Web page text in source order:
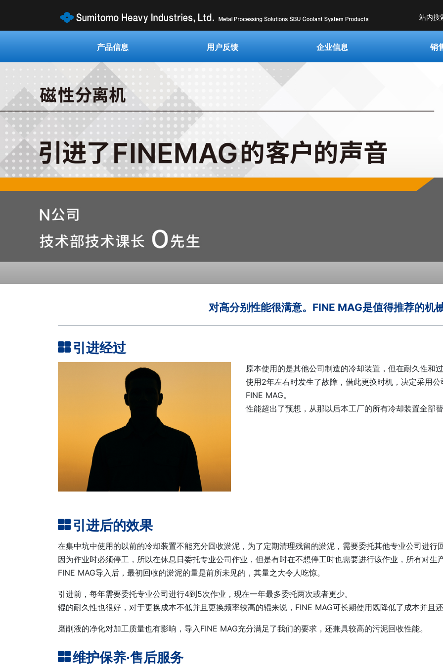
站内搜
产品信息 用户反馈 企业信息 销
对高分别性能很满意。FINE MAG是值得推荐的机
引进经过
原本使用的是其他公司制造的冷却装置，但在耐久性和
使用2年左右时发生了故障，借此更换时机，决定采用
FINE MAG。
性能超出了预想，从那以后本工厂的所有冷却装置全部
引进后的效果
在集中坑中使用的以前的冷却装置不能充分回收淤泥，为了定期清理残留的淤泥，需要委托其他专业公司进行
因为作业时必须停工，所以在休息日委托专业公司作业，但是有时在不想停工时也需要进行该作业，所有对生
FINE MAG导入后，最初回收的淤泥的量是前所未见的，其量之大令人吃惊。
引进前，每年需要委托专业公司进行4到5次作业，现在一年最多委托两次或者更少。
辊的耐久性也很好，对于更换成本不低并且更换频率较高的辊来说，FINE MAG可长期使用既降低了成本并且
磨削液的净化对加工质量也有影响，导入FINE MAG充分满足了我们的要求，还兼具较高的污泥回收性能。
维护保养·售后服务